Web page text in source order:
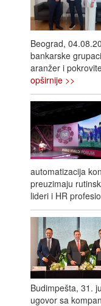
Beograd,
bankarske
aranžer i
opširnije >>
automatizacija
preuzimaju
lideri i HR
Budimpešta, 31.
ugovor sa